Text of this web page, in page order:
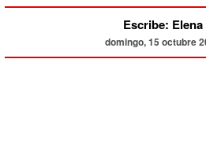
Escribe: Elena
domingo, 15 octubre